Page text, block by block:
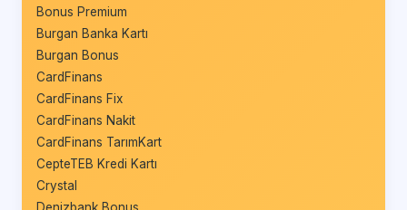
Bonus Premium
Burgan Banka Kartı
Burgan Bonus
CardFinans
CardFinans Fix
CardFinans Nakit
CardFinans TarımKart
CepteTEB Kredi Kartı
Crystal